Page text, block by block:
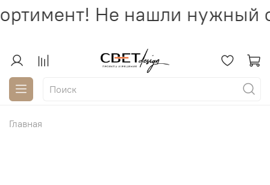
Не нашли нужный
Главная